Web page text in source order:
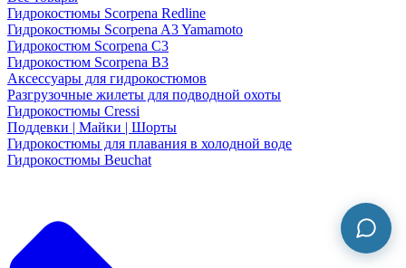
Гидрокостюмы Scorpena Redline
Гидрокостюмы Scorpena A3 Yamamoto
Гидрокостюм Scorpena C3
Гидрокостюм Scorpena B3
Аксессуары для гидрокостюмов
Разгрузочные жилеты для подводной охоты
Гидрокостюмы Cressi
Поддевки | Майки | Шорты
Гидрокостюмы для плавания в холодной воде
Гидрокостюмы Beuchat